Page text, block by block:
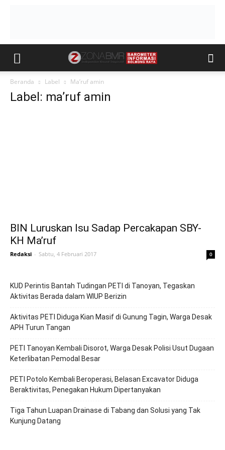
Beranda Label Ma’ruf amin
Label: ma’ruf amin
BIN Luruskan Isu Sadap Percakapan SBY-
KH Ma’ruf
Redaksi - Sabtu, 4 Februari 2017 0
KUD Perintis Bantah Tudingan PETI di Tanoyan, Tegaskan
Aktivitas Berada dalam WIUP Berizin
Aktivitas PETI Diduga Kian Masif di Gunung Tagin, Warga Desak
APH Turun Tangan
PETI Tanoyan Kembali Disorot, Warga Desak Polisi Usut Dugaan
Keterlibatan Pemodal Besar
PETI Potolo Kembali Beroperasi, Belasan Excavator Diduga
Beraktivitas, Penegakan Hukum Dipertanyakan
Tiga Tahun Luapan Drainase di Tabang dan Solusi yang Tak
Kunjung Datang